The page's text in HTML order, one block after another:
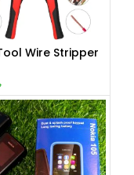
Wire Stripper